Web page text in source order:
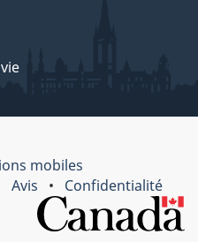
mobiles
Avis
Confidentialité